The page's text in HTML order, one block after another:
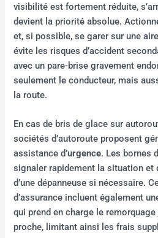
visibilité est fortement réduite,
devient la priorité absolue.
et, si possible, se garer sur une
évite les risques d’accident
avec un pare-brise gravement
seulement le conducteur, mais
la route.
En cas de bris de glace sur
sociétés d’autoroute proposent
assistance d’urgence. Les bornes
signaler rapidement la situation et
d’une dépanneuse si nécessaire.
d’assurance incluent également
qui prend en charge le remorquage
proche, limitant ainsi les frais